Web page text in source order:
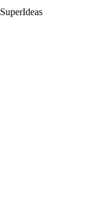
SuperIdeas